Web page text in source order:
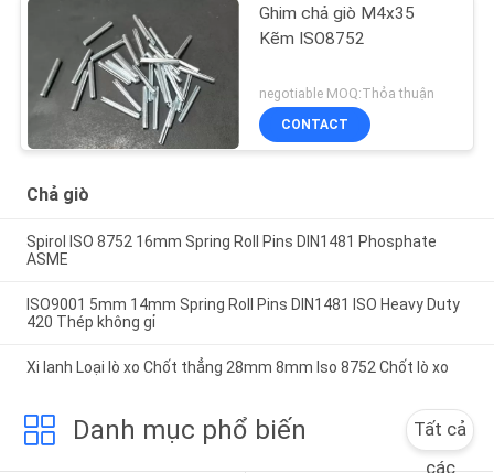
Ghim chả giò M4x35
Kẽm ISO8752
negotiable MOQ:Thỏa thuận
CONTACT
Chả giò
Spirol ISO 8752 16mm Spring Roll Pins DIN1481 Phosphate
ASME
ISO9001 5mm 14mm Spring Roll Pins DIN1481 ISO Heavy Duty
420 Thép không gỉ
Xi lanh Loại lò xo Chốt thẳng 28mm 8mm Iso 8752 Chốt lò xo
Danh mục phổ biến
Tất cả
các